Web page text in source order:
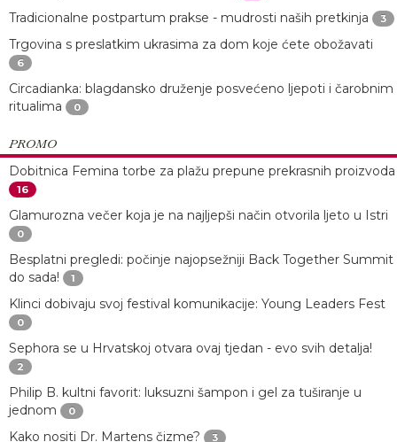
Tradicionalne postpartum prakse - mudrosti naših pretkinja 3
Trgovina s preslatkim ukrasima za dom koje ćete obožavati
6
Circadianka: blagdansko druženje posvećeno ljepoti i čarobnim
ritualima
0
PROMO
Dobitnica Femina torbe za plažu prepune prekrasnih proizvoda
16
Glamurozna večer koja je na najljepši način otvorila ljeto u Istri
0
Besplatni pregledi: počinje najopsežniji Back Together Summit
do sada!
1
Klinci dobivaju svoj festival komunikacije: Young Leaders Fest
0
Sephora se u Hrvatskoj otvara ovaj tjedan - evo svih detalja!
2
Philip B. kultni favorit: luksuzni šampon i gel za tuširanje u
jednom
0
Kako nositi Dr. Martens čizme? 3